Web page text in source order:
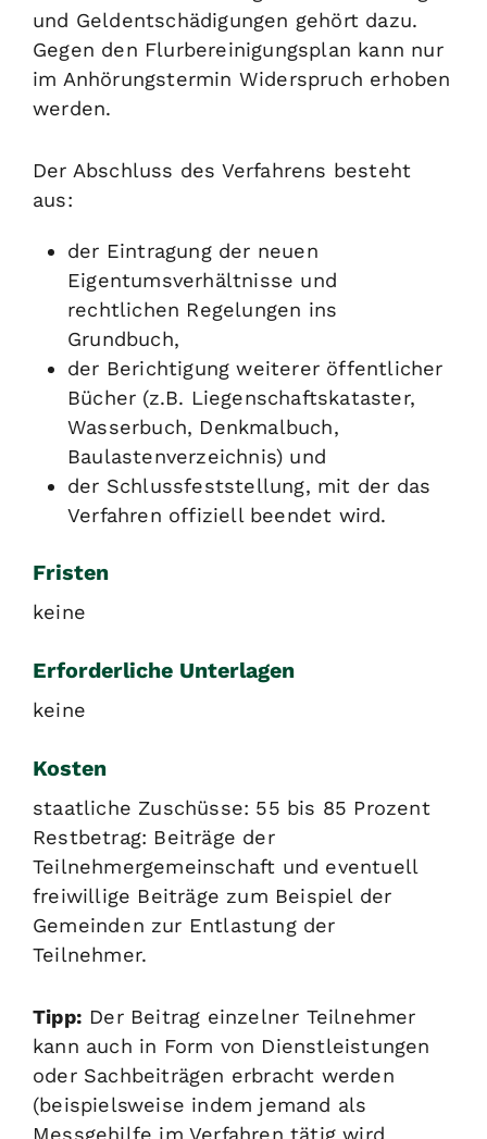
und Geldentschädigungen gehört dazu.
Gegen den Flurbereinigungsplan kann nur
im Anhörungstermin Widerspruch erhoben
werden.
Der Abschluss des Verfahrens besteht
aus:
der Eintragung der neuen
Eigentumsverhältnisse und
rechtlichen Regelungen ins
Grundbuch,
der Berichtigung weiterer öffentlicher
Bücher (z.B. Liegenschaftskataster,
Wasserbuch, Denkmalbuch,
Baulastenverzeichnis) und
der Schlussfeststellung, mit der das
Verfahren offiziell beendet wird.
Fristen
keine
Erforderliche Unterlagen
keine
Kosten
staatliche Zuschüsse: 55 bis 85 Prozent
Restbetrag: Beiträge der
Teilnehmergemeinschaft und eventuell
freiwillige Beiträge zum Beispiel der
Gemeinden zur Entlastung der
Teilnehmer.
Tipp: Der Beitrag einzelner Teilnehmer
kann auch in Form von Dienstleistungen
oder Sachbeiträgen erbracht werden
(beispielsweise indem jemand als
Messgehilfe im Verfahren tätig wird